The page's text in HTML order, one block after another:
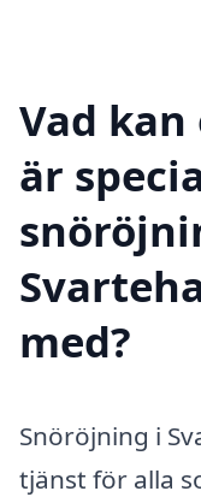
Vad
är
med?
Snöröjning i
tjänst för alla